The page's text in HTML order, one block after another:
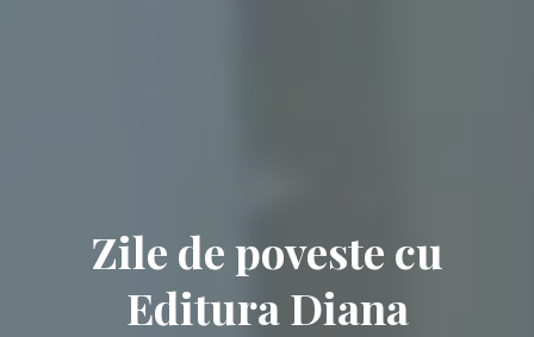
Zile de poveste cu
Editura Diana